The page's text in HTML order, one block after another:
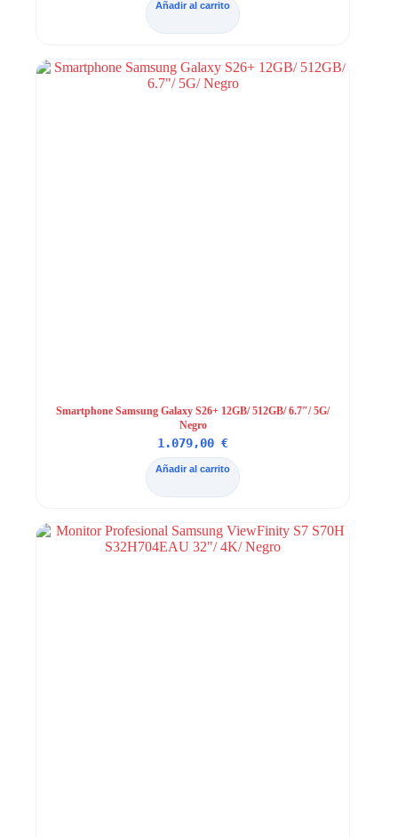
Añadir al carrito
Smartphone Samsung Galaxy S26+ 12GB/ 512GB/ 6.7″/ 5G/
Negro
1.079,00€
Añadir al carrito